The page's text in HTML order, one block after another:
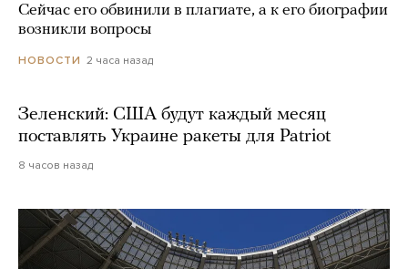
Сейчас его обвинили в плагиате, а к его биографии
возникли вопросы
НОВОСТИ 2 часа назад
Зеленский: США будут каждый месяц
поставлять Украине ракеты для Patriot
8 часов назад